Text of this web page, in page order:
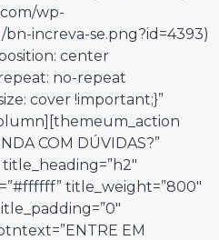
wp-
increva-se.png?id=4393)
center
no-repeat
cover !important;}”
COM DÚVIDAS?”
title_weight=”800″
EM